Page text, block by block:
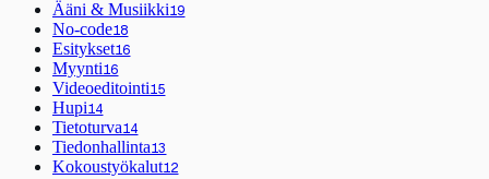
Ääni & Musiikki19
No-code18
Esitykset16
Myynti16
Videoeditointi15
Hupi14
Tietoturva14
Tiedonhallinta13
Kokoustyökalut12